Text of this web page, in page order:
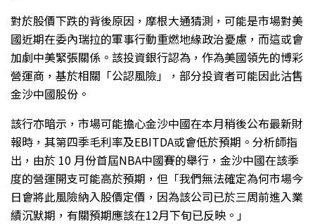
對於股價下跌的背後原因，摩根大通猜測，可能是市場對美
國近期在委內瑞拉的軍事行動重燃地緣政治憂慮，而這或會
加劇中美緊張關係。該投資銀行認為，作為美國領先的博彩
營運商，基於相關「公認風險」，部分投資者可能因此沽售
金沙中國股份。
該行亦暗示，市場可能擔心金沙中國在本月稍後公布最新財
報時，其第四季毛利率及EBITDA或會低於預期。分析師指
出，由於 10 月份首屆NBA中國賽的舉行，金沙中國在該季
度的營運開支可能高於預期，但「我們無法確定為何市場今
日會將此風險納入股價定價，因為該公司已於三周前進入業
績沉默期，有關預期應該在12月下旬已反映。」